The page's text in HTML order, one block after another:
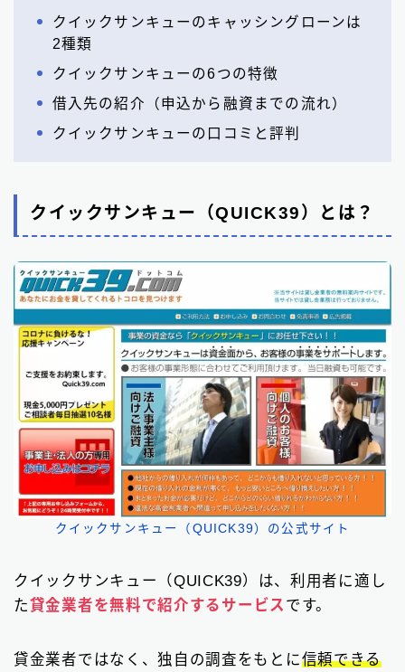
クイックサンキューのキャッシングローンは
2種類
クイックサンキューの6つの特徴
借入先の紹介（申込から融資までの流れ）
クイックサンキューの口コミと評判
クイックサンキュー（QUICK39）とは？
クイックサンキュー（QUICK39）の公式サイト
クイックサンキュー（QUICK39）は、利用者に適し
た貸金業者を無料で紹介するサービス です。
貸金業者ではなく、独自の調査をもとに信頼できる